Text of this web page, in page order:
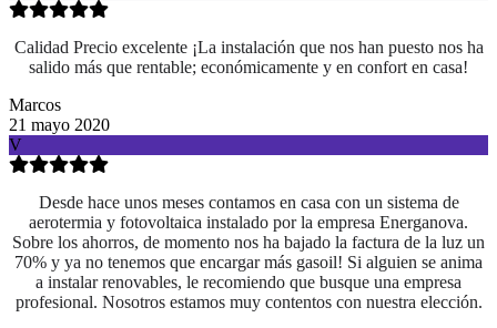
Calidad Precio excelente ¡La instalación que nos han puesto nos ha
salido más que rentable; económicamente y en confort en casa!
Marcos
21 mayo 2020
V
Desde hace unos meses contamos en casa con un sistema de
aerotermia y fotovoltaica instalado por la empresa Energanova.
Sobre los ahorros, de momento nos ha bajado la factura de la luz un
70% y ya no tenemos que encargar más gasoil! Si alguien se anima
a instalar renovables, le recomiendo que busque una empresa
profesional. Nosotros estamos muy contentos con nuestra elección.